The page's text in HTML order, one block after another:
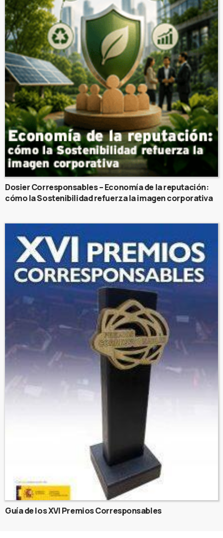
Dosier Corresponsables – Economía de la reputación:
cómo la Sostenibilidad refuerza la imagen corporativa
Guía de los XVI Premios Corresponsables